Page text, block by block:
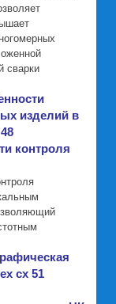
сварки
изделий в
контроля
cx 51